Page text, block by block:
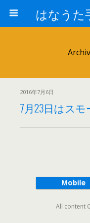
2016年7月6日
7月23日はス
Mobile
All content